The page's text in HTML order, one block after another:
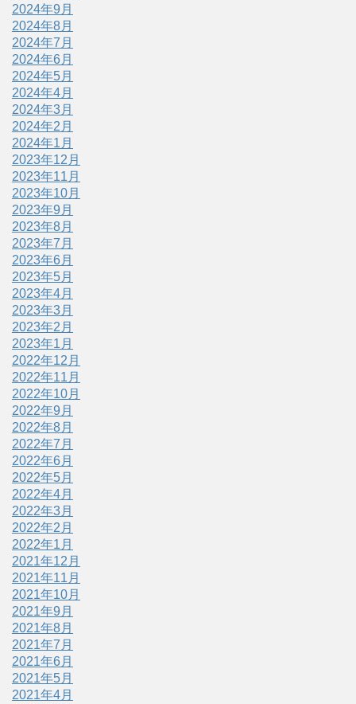
2024年9月
2024年8月
2024年7月
2024年6月
2024年5月
2024年4月
2024年3月
2024年2月
2024年1月
2023年12月
2023年11月
2023年10月
2023年9月
2023年8月
2023年7月
2023年6月
2023年5月
2023年4月
2023年3月
2023年2月
2023年1月
2022年12月
2022年11月
2022年10月
2022年9月
2022年8月
2022年7月
2022年6月
2022年5月
2022年4月
2022年3月
2022年2月
2022年1月
2021年12月
2021年11月
2021年10月
2021年9月
2021年8月
2021年7月
2021年6月
2021年5月
2021年4月